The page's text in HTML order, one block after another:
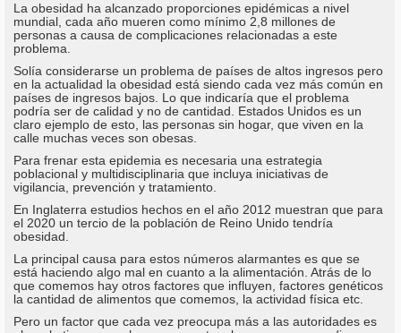
La obesidad ha alcanzado proporciones epidémicas a nivel
mundial, cada año mueren como mínimo 2,8 millones de
personas a causa de complicaciones relacionadas a este
problema.
Solía considerarse un problema de países de altos ingresos pero
en la actualidad la obesidad está siendo cada vez más común en
países de ingresos bajos. Lo que indicaría que el problema
podría ser de calidad y no de cantidad. Estados Unidos es un
claro ejemplo de esto, las personas sin hogar, que viven en la
calle muchas veces son obesas.
Para frenar esta epidemia es necesaria una estrategia
poblacional y multidisciplinaria que incluya iniciativas de
vigilancia, prevención y tratamiento.
En Inglaterra estudios hechos en el año 2012 muestran que para
el 2020 un tercio de la población de Reino Unido tendría
obesidad.
La principal causa para estos números alarmantes es que se
está haciendo algo mal en cuanto a la alimentación. Atrás de lo
que comemos hay otros factores que influyen, factores genéticos
la cantidad de alimentos que comemos, la actividad física etc.
Pero un factor que cada vez preocupa más a las autoridades es